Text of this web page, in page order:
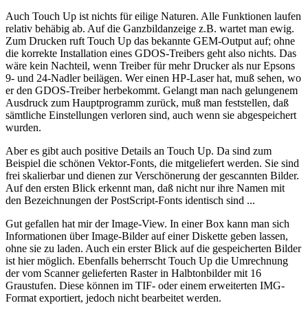
Auch Touch Up ist nichts für eilige Naturen. Alle Funktionen laufen
relativ behäbig ab. Auf die Ganzbildanzeige z.B. wartet man ewig.
Zum Drucken ruft Touch Up das bekannte GEM-Output auf; ohne
die korrekte Installation eines GDOS-Treibers geht also nichts. Das
wäre kein Nachteil, wenn Treiber für mehr Drucker als nur Epsons
9- und 24-Nadler beilägen. Wer einen HP-Laser hat, muß sehen, wo
er den GDOS-Treiber herbekommt. Gelangt man nach gelungenem
Ausdruck zum Hauptprogramm zurück, muß man feststellen, daß
sämtliche Einstellungen verloren sind, auch wenn sie abgespeichert
wurden.
Aber es gibt auch positive Details an Touch Up. Da sind zum
Beispiel die schönen Vektor-Fonts, die mitgeliefert werden. Sie sind
frei skalierbar und dienen zur Verschönerung der gescannten Bilder.
Auf den ersten Blick erkennt man, daß nicht nur ihre Namen mit
den Bezeichnungen der PostScript-Fonts identisch sind ...
Gut gefallen hat mir der Image-View. In einer Box kann man sich
Informationen über Image-Bilder auf einer Diskette geben lassen,
ohne sie zu laden. Auch ein erster Blick auf die gespeicherten Bilder
ist hier möglich. Ebenfalls beherrscht Touch Up die Umrechnung
der vom Scanner gelieferten Raster in Halbtonbilder mit 16
Graustufen. Diese können im TIF- oder einem erweiterten IMG-
Format exportiert, jedoch nicht bearbeitet werden.